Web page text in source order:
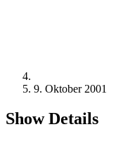
9. Oktober 2001
Show Details